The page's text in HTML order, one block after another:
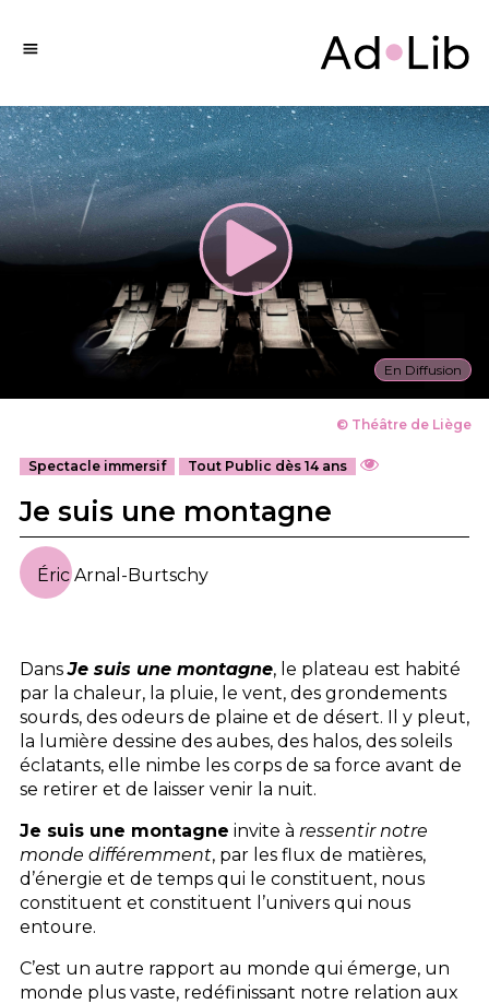
© Théâtre de Liège
En Diffusion
Spectacle immersif Tout Public dès 14 ans
Je suis une montagne
Éric Arnal-Burtschy
DansJe suis une montagne, le plateau est habité
par la chaleur, la pluie, le vent, des grondements
sourds, des odeurs de plaine et de désert. Il y pleut,
la lumière dessine des aubes, des halos, des soleils
éclatants, elle nimbe les corps de sa force avant de
se retirer et de laisser venir la nuit.
Je suis une montagne invite à ressentir notre
monde différemment, par les flux de matières,
d’énergie et de temps qui le constituent, nous
constituent et constituent l’univers qui nous
entoure.
C’est un autre rapport au monde qui émerge, un
monde plus vaste, redéfinissant notre relation aux